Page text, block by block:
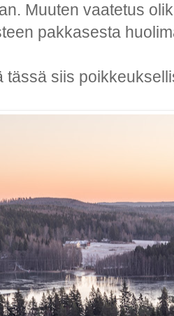
Muuten vaatetus
pakkasesta
tässä siis